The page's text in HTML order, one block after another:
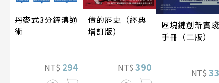
丹麥式3分鐘溝通
術
NT$ 294
債的歷史（經典
增訂版）
NT$ 390
區塊鏈創新實踐
手冊（二版）
NT$